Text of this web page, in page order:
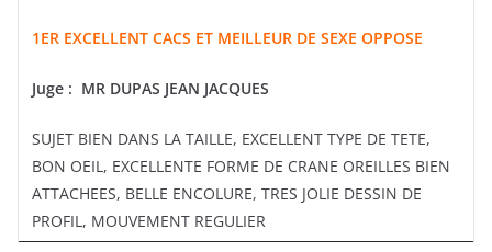
1ER EXCELLENT CACS ET MEILLEUR DE SEXE OPPOSE
Juge : MR DUPAS JEAN JACQUES
SUJET BIEN DANS LA TAILLE, EXCELLENT TYPE DE TETE,
BON OEIL, EXCELLENTE FORME DE CRANE OREILLES BIEN
ATTACHEES, BELLE ENCOLURE, TRES JOLIE DESSIN DE
PROFIL, MOUVEMENT REGULIER